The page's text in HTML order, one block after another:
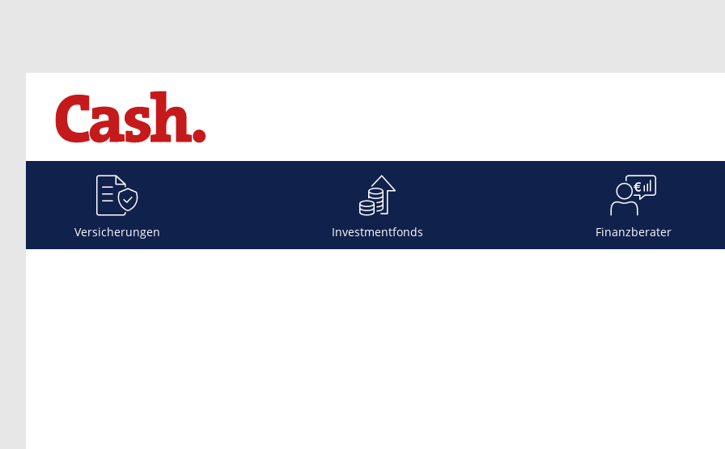
Versicherungen Investmentfonds Finanzberater